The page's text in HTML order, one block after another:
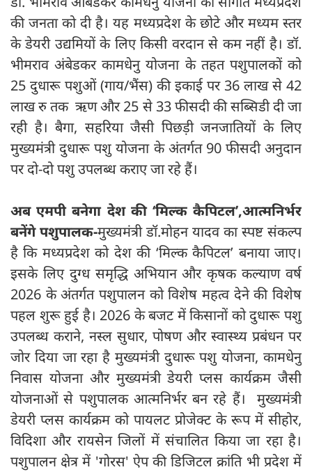
की जनता को दी है। यह मध्यप्रदेश के छोटे और मध्यम स्तर
के डेयरी उद्यमियों के लिए किसी वरदान से कम नहीं है। डॉ.
भीमराव अंबेडकर कामधेनु योजना के तहत पशुपालकों को
25 दुधारू पशुओं (गाय/भैंस) की इकाई पर 36 लाख से 42
लाख रु तक ऋण और 25 से 33 फीसदी की सब्सिडी दी जा
रही है। बैगा, सहरिया जैसी पिछड़ी जनजातियों के लिए
मुख्यमंत्री दुधारू पशु योजना के अंतर्गत 90 फीसदी अनुदान
पर दो-दो पशु उपलब्ध कराए जा रहे हैं।
अब एमपी बनेगा देश की ‘मिल्क कैपिटल’,आत्मनिर्भर
बनेंगे पशुपालक-मुख्यमंत्री डॉ.मोहन यादव का स्पष्ट संकल्प
है कि मध्यप्रदेश को देश की ‘मिल्क कैपिटल’ बनाया जाए।
इसके लिए दुग्ध समृद्धि अभियान और कृषक कल्याण वर्ष
2026 के अंतर्गत पशुपालन को विशेष महत्व देने की विशेष
पहल शुरू हुई है। 2026 के बजट में किसानों को दुधारू पशु
उपलब्ध कराने, नस्ल सुधार, पोषण और स्वास्थ्य प्रबंधन पर
जोर दिया जा रहा है मुख्यमंत्री दुधारू पशु योजना, कामधेनु
निवास योजना और मुख्यमंत्री डेयरी प्लस कार्यक्रम जैसी
योजनाओं से पशुपालक आत्मनिर्भर बन रहे हैं। मुख्यमंत्री
डेयरी प्लस कार्यक्रम को पायलट प्रोजेक्ट के रूप में सीहोर,
विदिशा और रायसेन जिलों में संचालित किया जा रहा है।
पशुपालन क्षेत्र में 'गोरस' ऐप की डिजिटल क्रांति भी प्रदेश में